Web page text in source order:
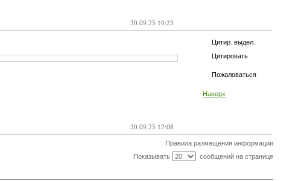
30.09.25 10:23
Цитир. выдел.
Цитировать
Пожаловаться
Наверх
30.09.25 12:08
Правила размещения информации
Показывать
сообщений на странице